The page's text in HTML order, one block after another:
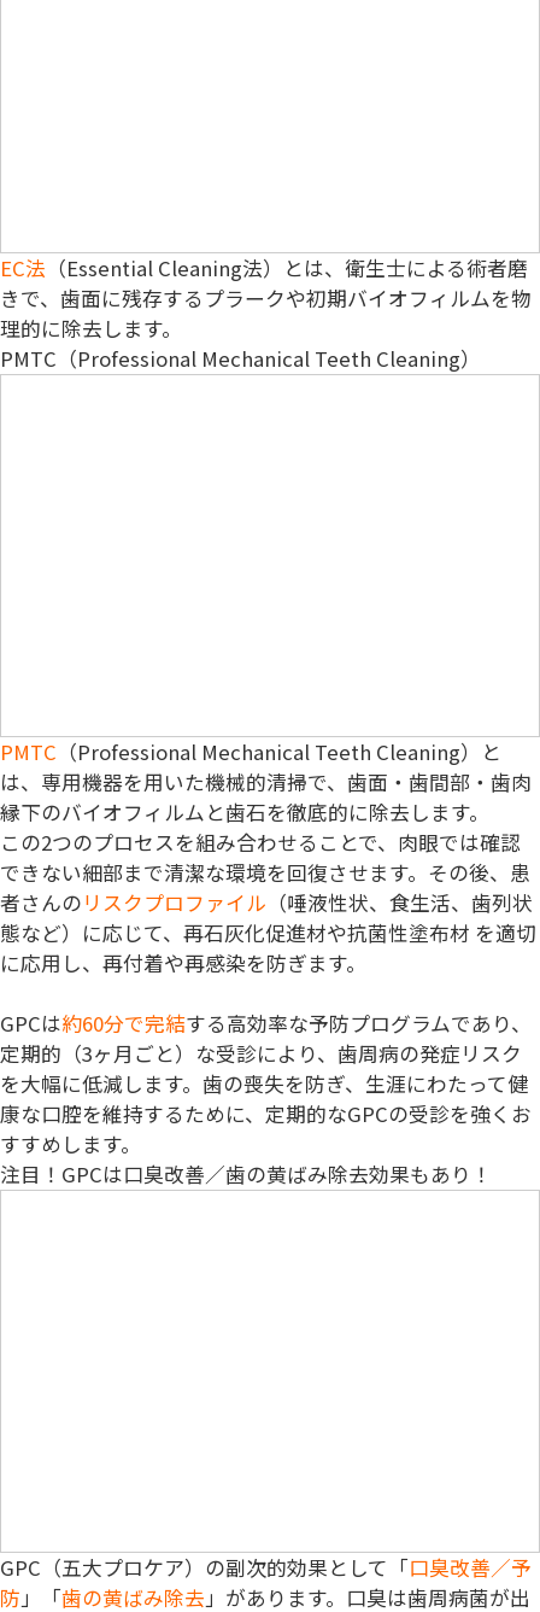
EC法 （Essential Cleaning法）とは、衛生士による術者磨
きで、歯面に残存するプラークや初期バイオフィルムを物
理的に除去します。
PMTC（Professional Mechanical Teeth Cleaning）
PMTC （Professional Mechanical Teeth Cleaning）と
は、 専用機器を用いた機械的清掃で、歯面・歯間部・歯肉
縁下のバイオフィルムと歯石を徹底的に除去します。
この2つのプロセスを組み合わせることで、肉眼では確認
できない細部まで清潔な環境を回復させます。その後、患
者さんのリスクプロファイル （唾液性状、食生活、歯列状
態など）に応じて、再石灰化促進材や抗菌性塗布材 を適切
に応用し、再付着や再感染を防ぎます。
GPCは約60分で完結する高効率な予防プログラムであり、
定期的（3ヶ月ごと）な受診により、歯周病の発症リスク
を大幅に低減します。歯の喪失を防ぎ、生涯にわたって健
康な口腔を維持するために、定期的なGPCの受診を強くお
すすめします。
注目！ GPCは口臭改善／歯の黄ばみ除去効果もあり！
GPC（五大プロケア）の副次的効果として「口臭改善／予
防 」「歯の黄ばみ除去 」があります。口臭は歯周病菌が出